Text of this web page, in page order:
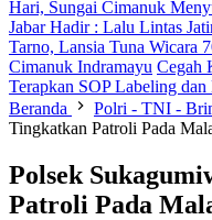
Hari, Sungai Cimanuk
Jabar Hadir : Lalu Lintas
Tarno, Lansia Tuna Wicara
Cimanuk Indramayu Cegah
Terapkan SOP Labeling
Beranda
Polri - TNI -
Tingkatkan Patroli Pada
Polsek
Patroli Pada